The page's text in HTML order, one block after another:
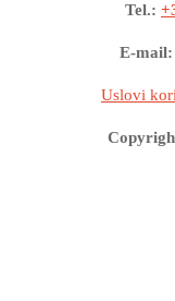
Tel.:
E-mail:
Uslovi